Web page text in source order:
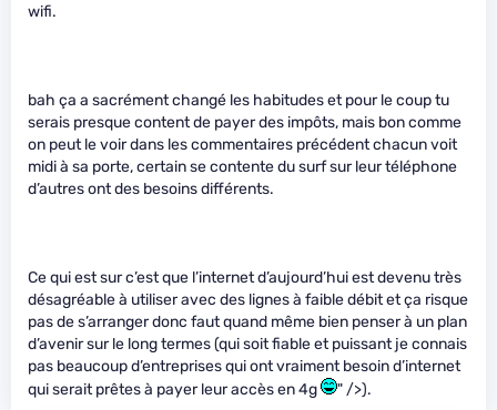
wifi.
bah ça a sacrément changé les habitudes et pour le coup tu
serais presque content de payer des impôts, mais bon comme
on peut le voir dans les commentaires précédent chacun voit
midi à sa porte, certain se contente du surf sur leur téléphone
d’autres ont des besoins différents.
Ce qui est sur c’est que l’internet d’aujourd’hui est devenu très
désagréable à utiliser avec des lignes à faible débit et ça risque
pas de s’arranger donc faut quand même bien penser à un plan
d’avenir sur le long termes (qui soit fiable et puissant je connais
pas beaucoup d’entreprises qui ont vraiment besoin d’internet
qui serait prêtes à payer leur accès en 4g
" />).